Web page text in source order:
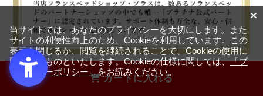
カートに入れる
当サイトでは、あなたのプライバシーを大切にします。また
サイトの利便性向上のため、Cookieを利用しています。この
表示を閉じるか、閲覧を継続されることで、Cookieの使用に
同意するものといたします。Cookieの仕様に関しては、「プ
ライバシーポリシー」をお読みください。